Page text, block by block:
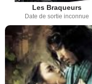
Les Braqueurs
Date de sortie inconnue